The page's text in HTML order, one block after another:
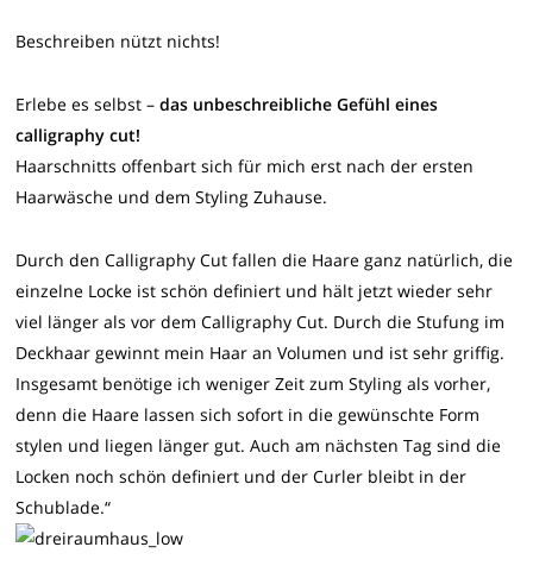
Beschreiben nützt nichts!
Erlebe es selbst –das unbeschreibliche Gefühl eines
calligraphy cut!
Haarschnitts offenbart sich für mich erst nach der ersten
Haarwäsche und dem Styling Zuhause.
Durch den Calligraphy Cut fallen die Haare ganz natürlich, die
einzelne Locke ist schön definiert und hält jetzt wieder sehr
viel länger als vor dem Calligraphy Cut. Durch die Stufung im
Deckhaar gewinnt mein Haar an Volumen und ist sehr griffig.
Insgesamt benötige ich weniger Zeit zum Styling als vorher,
denn die Haare lassen sich sofort in die gewünschte Form
stylen und liegen länger gut. Auch am nächsten Tag sind die
Locken noch schön definiert und der Curler bleibt in der
Schublade.“